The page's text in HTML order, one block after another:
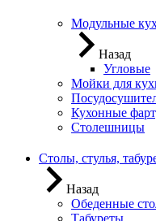
Модульные
Назад
Угловые
Мойки для
Кухонные
Столешницы
Столы, стулья,
Назад
Обеденные
Табуреты